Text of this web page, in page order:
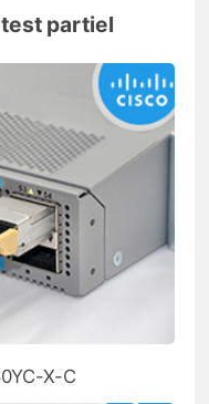
partiel
X-C